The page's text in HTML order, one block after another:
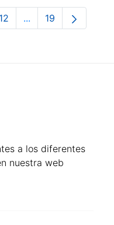
Use TAB para
Página
12 ...PáginasPágina
19
a los diferentes
nuestra web